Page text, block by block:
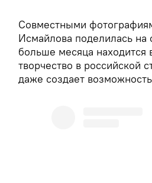
Совместными
Исмайлова поделилась на
больше месяца
творчество в российской
даже создает